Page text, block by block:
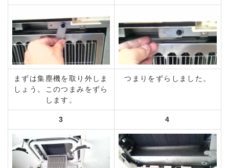
まずは集塵機を取り外しま
しょう。このつまみをずら
します。
つまりをずらしました。
3 4